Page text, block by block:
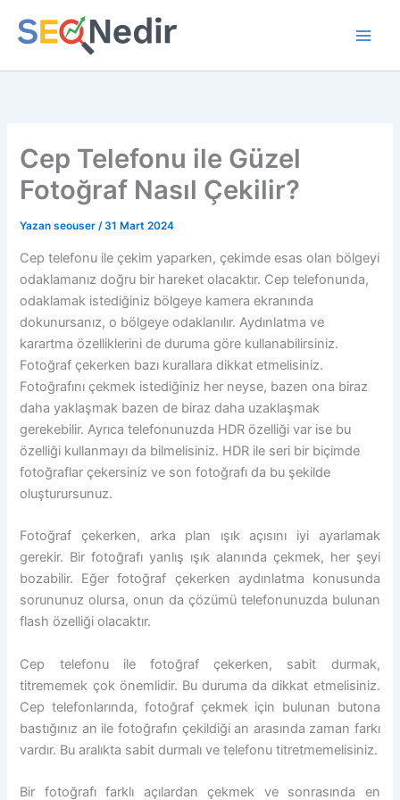
atla
Cep Telefonu ile Güzel
Fotoğraf Nasıl Çekilir?
Yazan seouser/31 Mart 2024
Cep telefonu ile çekim yaparken, çekimde esas olan bölgeyi
odaklamanız doğru bir hareket olacaktır. Cep telefonunda,
odaklamak istediğiniz bölgeye kamera ekranında
dokunursanız, o bölgeye odaklanılır. Aydınlatma ve
karartma özelliklerini de duruma göre kullanabilirsiniz.
Fotoğraf çekerken bazı kurallara dikkat etmelisiniz.
Fotoğrafını çekmek istediğiniz her neyse, bazen ona biraz
daha yaklaşmak bazen de biraz daha uzaklaşmak
gerekebilir. Ayrıca telefonunuzda HDR özelliği var ise bu
özelliği kullanmayı da bilmelisiniz. HDR ile seri bir biçimde
fotoğraflar çekersiniz ve son fotoğrafı da bu şekilde
oluşturursunuz.
Fotoğraf çekerken, arka plan ışık açısını iyi ayarlamak
gerekir. Bir fotoğrafı yanlış ışık alanında çekmek, her şeyi
bozabilir. Eğer fotoğraf çekerken aydınlatma konusunda
sorununuz olursa, onun da çözümü telefonunuzda bulunan
flash özelliği olacaktır.
Cep telefonu ile fotoğraf çekerken, sabit durmak,
titrememek çok önemlidir. Bu duruma da dikkat etmelisiniz.
Cep telefonlarında, fotoğraf çekmek için bulunan butona
bastığınız an ile fotoğrafın çekildiği an arasında zaman farkı
vardır. Bu aralıkta sabit durmalı ve telefonu titretmemelisiniz.
Bir fotoğrafı farklı açılardan çekmek ve sonrasında en